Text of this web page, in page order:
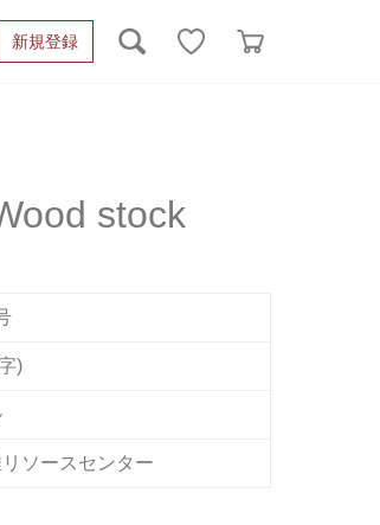
新規登録
タオルケット類stock
)
ソースセンター